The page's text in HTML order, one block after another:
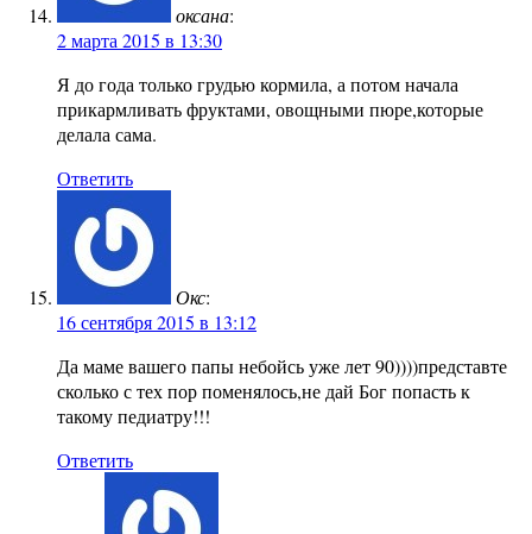
оксана:
2 марта 2015 в 13:30
Я до года только грудью кормила, а потом начала
прикармливать фруктами, овощными пюре,которые
делала сама.
Ответить
Окс:
16 сентября 2015 в 13:12
Да маме вашего папы небойсь уже лет 90))))представте
сколько с тех пор поменялось,не дай Бог попасть к
такому педиатру!!!
Ответить